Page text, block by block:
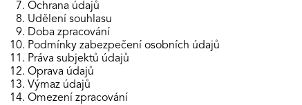
Ochrana údajů
Udělení souhlasu
Doba zpracování
Podmínky zabezpečení osobních údajů
Práva subjektů údajů
Oprava údajů
Výmaz údajů
Omezení zpracování